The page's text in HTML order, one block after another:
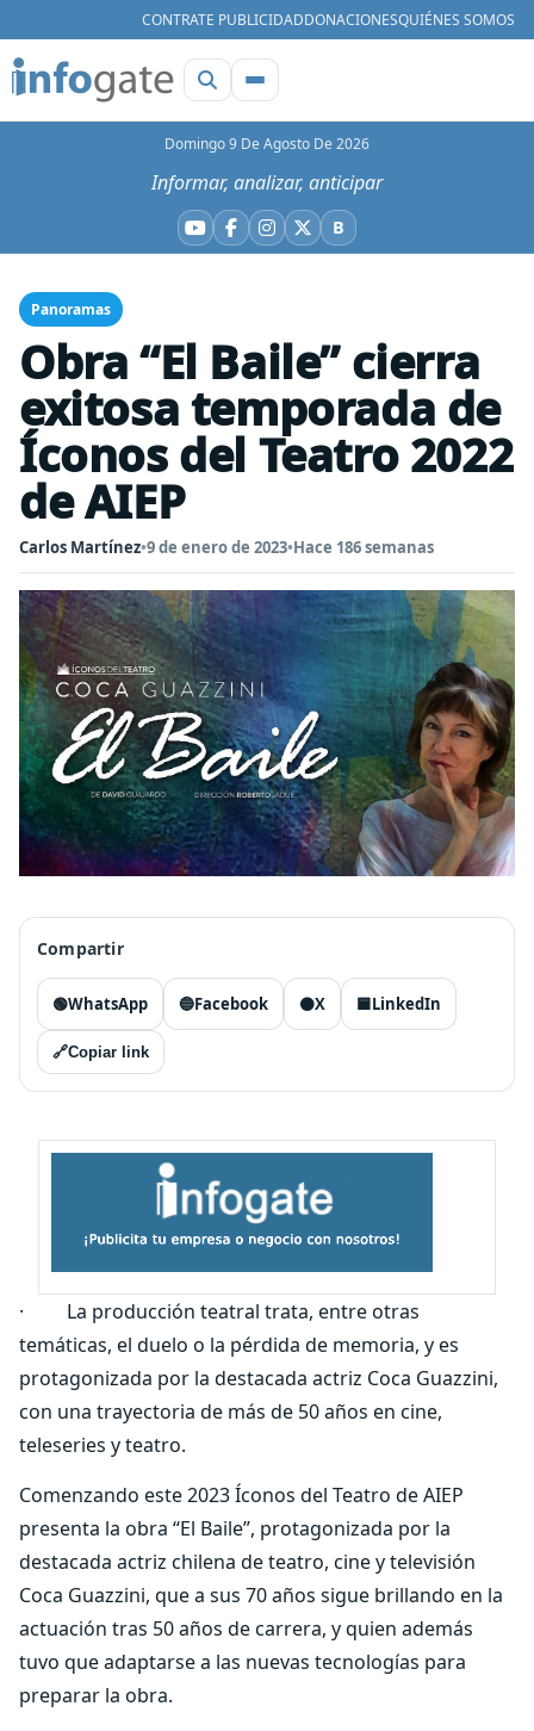
CONTRATE PUBLICIDADDONACIONESQUIÉNES SOMOS
Domingo 9 De Agosto De 2026
Informar, analizar, anticipar
YouTube
Facebook
Instagram
X BBluesky
Panoramas
Obra “El Baile” cierra
exitosa temporada de
Íconos del Teatro 2022
de AIEP
Carlos Martínez•9 de enero de 2023•Hace 186 semanas
Compartir
🟢WhatsApp 🔵Facebook ⚫X 🟦LinkedIn
🔗Copiar link
· La producción teatral trata, entre otras
temáticas, el duelo o la pérdida de memoria, y es
protagonizada por la destacada actriz Coca Guazzini,
con una trayectoria de más de 50 años en cine,
teleseries y teatro.
Comenzando este 2023 Íconos del Teatro de AIEP
presenta la obra “El Baile”, protagonizada por la
destacada actriz chilena de teatro, cine y televisión
Coca Guazzini, que a sus 70 años sigue brillando en la
actuación tras 50 años de carrera, y quien además
tuvo que adaptarse a las nuevas tecnologías para
preparar la obra.